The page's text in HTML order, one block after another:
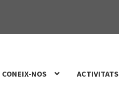
CONEIX-NOS ACTIVITATS